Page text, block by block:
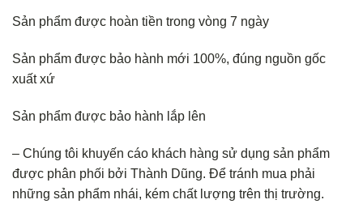
Sản phẩm được hoàn tiền trong vòng 7 ngày
Sản phẩm được bảo hành mới 100%, đúng nguồn gốc
xuất xứ
Sản phẩm được bảo hành lắp lên
– Chúng tôi khuyến cáo khách hàng sử dụng sản phẩm
được phân phối bởi Thành Dũng. Để tránh mua phải
những sản phẩm nhái, kém chất lượng trên thị trường.